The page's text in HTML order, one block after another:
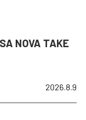
NOVA TAKE
2026.8.9